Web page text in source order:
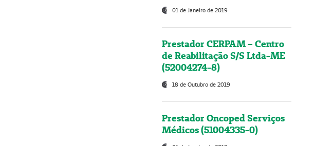
01 de Janeiro de 2019
Prestador CERPAM – Centro
de Reabilitação S/S Ltda-ME
(52004274-8)
18 de Outubro de 2019
Prestador Oncoped Serviços
Médicos (51004335-0)